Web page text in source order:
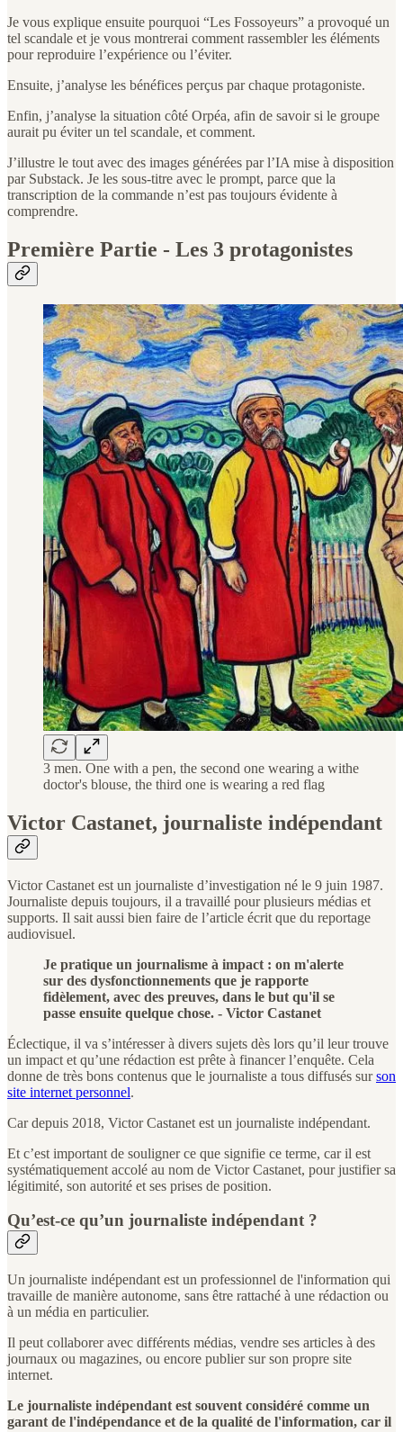
Je vous explique ensuite pourquoi “Les Fossoyeurs” a provoqué un
tel scandale et je vous montrerai comment rassembler les éléments
pour reproduire l’expérience ou l’éviter.
Ensuite, j’analyse les bénéfices perçus par chaque protagoniste.
Enfin, j’analyse la situation côté Orpéa, afin de savoir si le groupe
aurait pu éviter un tel scandale, et comment.
J’illustre le tout avec des images générées par l’IA mise à disposition
par Substack. Je les sous-titre avec le prompt, parce que la
transcription de la commande n’est pas toujours évidente à
comprendre.
Première Partie - Les 3 protagonistes
3 men. One with a pen, the second one wearing a withe
doctor's blouse, the third one is wearing a red flag
Victor Castanet, journaliste indépendant
Victor Castanet est un journaliste d’investigation né le 9 juin 1987.
Journaliste depuis toujours, il a travaillé pour plusieurs médias et
supports. Il sait aussi bien faire de l’article écrit que du reportage
audiovisuel.
Je pratique un journalisme à impact : on m'alerte
sur des dysfonctionnements que je rapporte
fidèlement, avec des preuves, dans le but qu'il se
passe ensuite quelque chose. - Victor Castanet
Éclectique, il va s’intéresser à divers sujets dès lors qu’il leur trouve
un impact et qu’une rédaction est prête à financer l’enquête. Cela
donne de très bons contenus que le journaliste a tous diffusés surson
site internet personnel.
Car depuis 2018, Victor Castanet est un journaliste indépendant.
Et c’est important de souligner ce que signifie ce terme, car il est
systématiquement accolé au nom de Victor Castanet, pour justifier sa
légitimité, son autorité et ses prises de position.
Qu’est-ce qu’un journaliste indépendant ?
Un journaliste indépendant est un professionnel de l'information qui
travaille de manière autonome, sans être rattaché à une rédaction ou
à un média en particulier.
Il peut collaborer avec différents médias, vendre ses articles à des
journaux ou magazines, ou encore publier sur son propre site
internet.
Le journaliste indépendant est souvent considéré comme un
garant de l'indépendance et de la qualité de l'information, car il